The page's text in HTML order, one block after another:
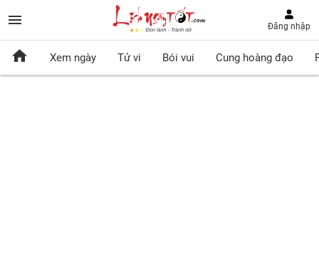
Đăng nhập
Xem ngày Tử vi Bói vui Cung hoàng đạo